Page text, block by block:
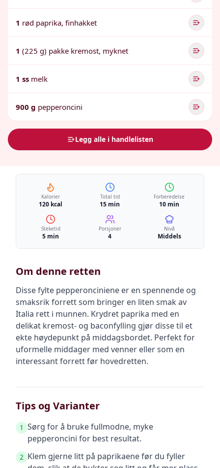
1 rød paprika, finhakket
1 (225 g) pakke kremost, myknet
1 ss melk
900 g pepperoncini
Legg alle i handlelisten
Kalorier
120 kcal
Total tid
15 min
Forberedelse
10 min
Steketid
5 min
Porsjoner
4
Nivå
Middels
Om denne retten
Disse fylte pepperonciniene er en spennende og
smaksrik forrett som bringer en liten smak av
Italia rett i munnen. Krydret paprika med en
delikat kremost- og baconfylling gjør disse til et
ekte høydepunkt på middagsbordet. Perfekt for
uformelle middager med venner eller som en
interessant forrett før hovedretten.
Tips og Varianter
1 Sørg for å bruke fullmodne, myke
pepperoncini for best resultat.
2 Klem gjerne litt på paprikaene før du fyller